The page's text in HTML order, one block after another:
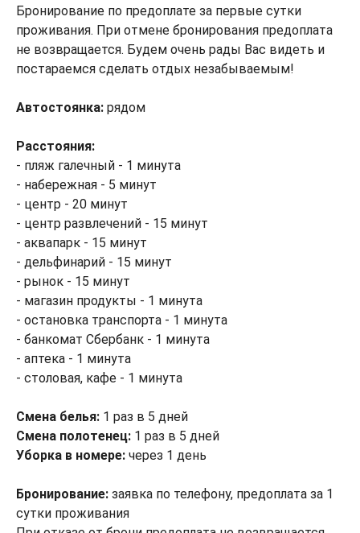
Бронирование по предоплате за первые сутки
проживания. При отмене бронирования предоплата
не возвращается. Будем очень рады Вас видеть и
постараемся сделать отдых незабываемым!
Автостоянка: рядом
Расстояния:
- пляж галечный - 1 минута
- набережная - 5 минут
- центр - 20 минут
- центр развлечений - 15 минут
- аквапарк - 15 минут
- дельфинарий - 15 минут
- рынок - 15 минут
- магазин продукты - 1 минута
- остановка транспорта - 1 минута
- банкомат Сбербанк - 1 минута
- аптека - 1 минута
- столовая, кафе - 1 минута
Смена белья: 1 раз в 5 дней
Смена полотенец: 1 раз в 5 дней
Уборка в номере: через 1 день
Бронирование: заявка по телефону, предоплата за 1
сутки проживания